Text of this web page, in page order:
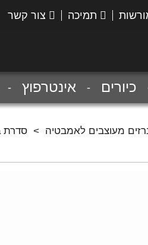
תמיכה צור קשר
כיורים אינטרפוץ
מעוצבים לאמבטיה > סדרת PuraVida